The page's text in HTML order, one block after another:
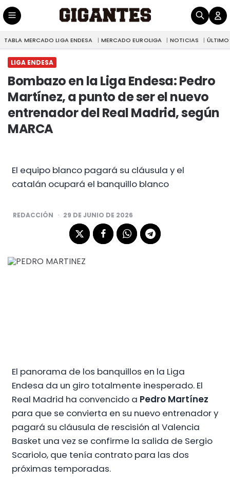
TABLA MERCADO LIGA ENDESA MERCADO EUROLIGA NOTICIAS
LIGA ENDESA
Bombazo en la Liga Endesa: Pedro
Martínez, a punto de ser el nuevo
entrenador del Real Madrid, según
MARCA
El equipo blanco pagará su cláusula y el
catalán ocupará el banquillo blanco
POSTED
REDACCIÓN 29 DE JUNIO DE 2026
El panorama de los banquillos en la Liga
Endesa da un giro totalmente inesperado. El
Real Madrid ha convencido a Pedro Martínez
para que se convierta en su nuevo entrenador y
pagará su cláusula de rescisión al Valencia
Basket una vez se confirme la salida de Sergio
Scariolo, que tenía contrato para las dos
próximas temporadas.
LIGA ENDESA | Bombazo en la Liga Endesa: Pedro Martínez, a punto de ser el nuevo entrenador del Real Madrid, según MARCA